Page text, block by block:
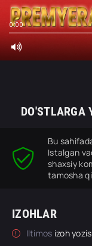
0:00
DO'STLARGA
Bu
Istalgan
shaxsiy
tamosha
IZOHLAR
Iltimos izoh